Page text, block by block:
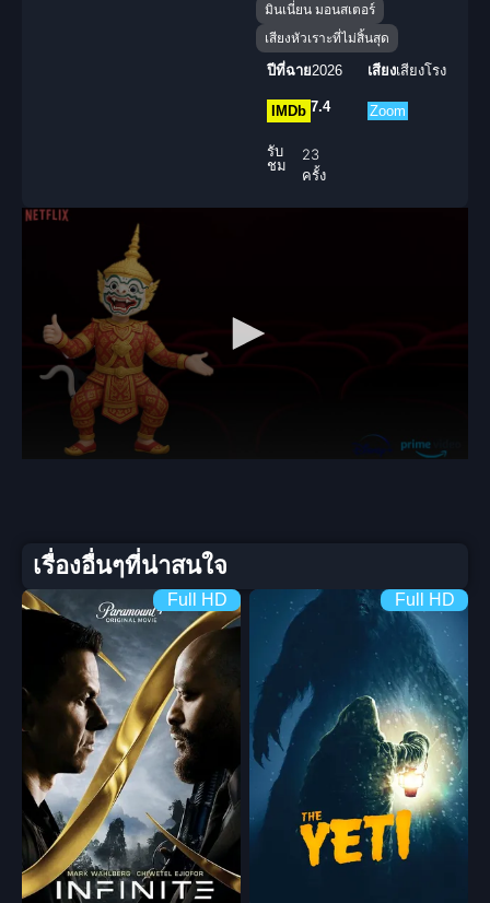
มินเนี่ยน มอนสเตอร์
เสียงหัวเราะที่ไม่สิ้นสุด
ปีที่ฉาย2026 เสียงเสียงโรง
IMDb 7.4 Zoom
รับ
ชม
23
ครั้ง
เรื่องอื่นๆที่น่าสนใจ
Full HD Full HD